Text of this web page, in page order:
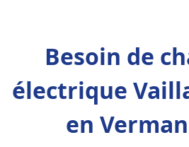
Besoin de
électrique
en